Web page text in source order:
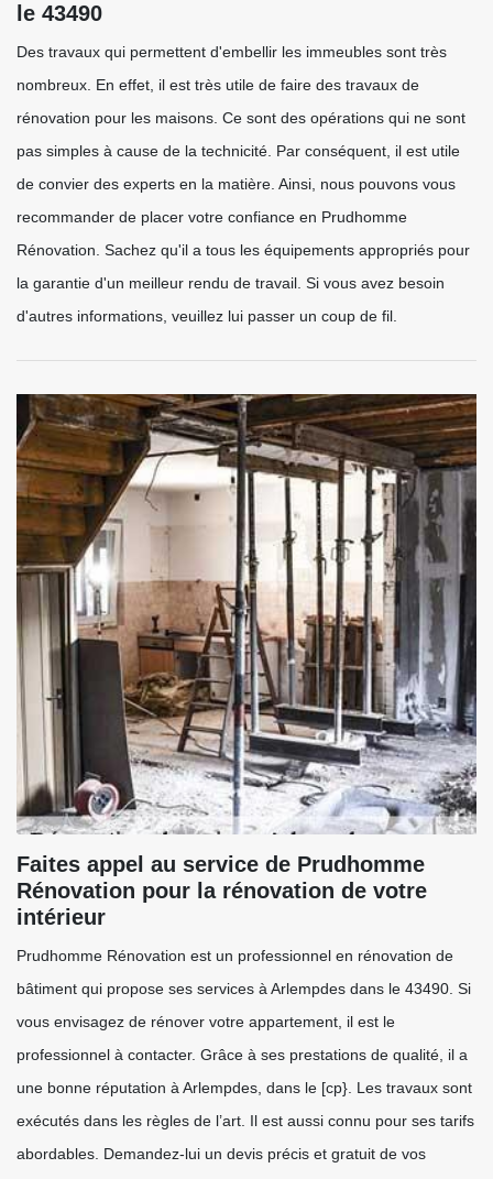
le 43490
Des travaux qui permettent d'embellir les immeubles sont très
nombreux. En effet, il est très utile de faire des travaux de
rénovation pour les maisons. Ce sont des opérations qui ne sont
pas simples à cause de la technicité. Par conséquent, il est utile
de convier des experts en la matière. Ainsi, nous pouvons vous
recommander de placer votre confiance en Prudhomme
Rénovation. Sachez qu'il a tous les équipements appropriés pour
la garantie d'un meilleur rendu de travail. Si vous avez besoin
d'autres informations, veuillez lui passer un coup de fil.
Faites appel au service de Prudhomme
Rénovation pour la rénovation de votre
intérieur
Prudhomme Rénovation est un professionnel en rénovation de
bâtiment qui propose ses services à Arlempdes dans le 43490. Si
vous envisagez de rénover votre appartement, il est le
professionnel à contacter. Grâce à ses prestations de qualité, il a
une bonne réputation à Arlempdes, dans le [cp}. Les travaux sont
exécutés dans les règles de l’art. Il est aussi connu pour ses tarifs
abordables. Demandez-lui un devis précis et gratuit de vos